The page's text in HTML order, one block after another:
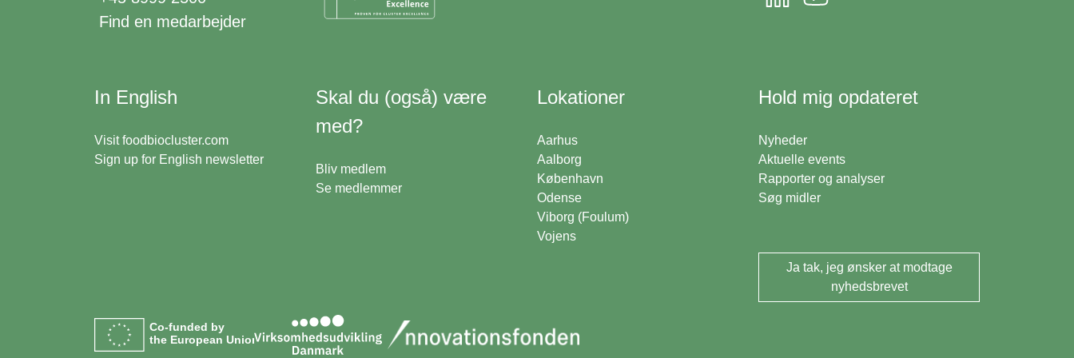
Find en medarbejder
In English
Visitfoodbiocluster.com
Sign up for English newsletter
Skal du (også) være
med?
Bliv medlem
Se medlemmer
Lokationer
Aarhus
Aalborg
København
Odense
Viborg (Foulum)
Vojens
Hold mig opdateret
Nyheder
Aktuelle events
Rapporter og analyser
Søg midler
Ja tak, jeg ønsker at modtage
nyhedsbrevet
Co-funded by
the European Union